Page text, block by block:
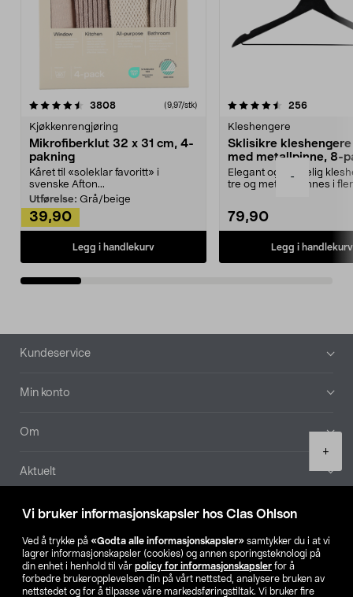
Vi bruker informasjonskapsler hos Clas Ohlson
Ved å trykke på «Godta alle informasjonskapsler» samtykker du i at vi
lagrer informasjonskapsler (cookies) og annen sporingsteknologi på
din enhet i henhold til vår policy for informasjonskapsler for å
forbedre brukeropplevelsen din på vårt nettsted, analysere bruken av
nettstedet og for å tilpasse våre markedsføringstiltak. Vi bruker fire
-
+
3808anmeldelser(9,97/stk)
Kjøkkenrengjøring
Mikrofiberklut 32 x 31 cm, 4-
pakning
Kåret til «soleklar favoritt» i
svenske Afton...
Utførelse: Grå/beige
39,90
Legg i handlekurv
4.5av 5 stjerner 256
Kleshengere
Sklisikre
med metallpinne, 8-
Elegant og skikkelig
tre og metall – finnes i
79,90
Legg i handlekurv
4.5av 5 stjerner
Bunntekst
Kundeservice
Min konto
Om
Aktuelt
Våre selskaper
Finn din butikk
SE NO FI